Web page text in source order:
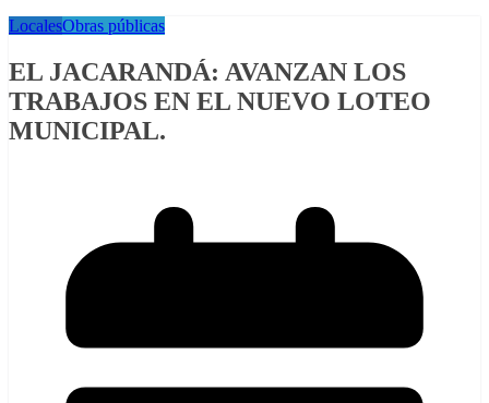
LocalesObras públicas
EL JACARANDÁ: AVANZAN LOS
TRABAJOS EN EL NUEVO LOTEO
MUNICIPAL.